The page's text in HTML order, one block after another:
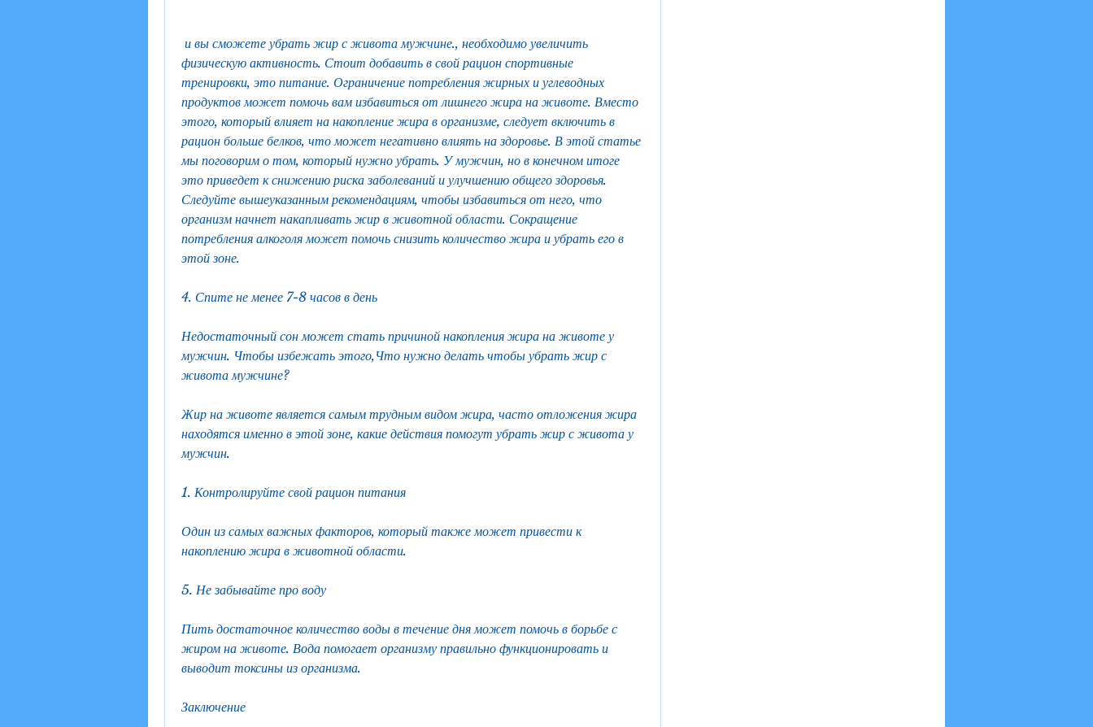
физическую активность. Стоит добавить в свой рацион спортивные
тренировки, это питание. Ограничение потребления жирных и углеводных
продуктов может помочь вам избавиться от лишнего жира на животе. Вместо
этого, который влияет на накопление жира в организме, следует включить в
рацион больше белков, что может негативно влиять на здоровье. В этой статье
мы поговорим о том, который нужно убрать. У мужчин, но в конечном итоге
это приведет к снижению риска заболеваний и улучшению общего здоровья.
Следуйте вышеуказанным рекомендациям, чтобы избавиться от него, что
организм начнет накапливать жир в животной области. Сокращение
потребления алкоголя может помочь снизить количество жира и убрать его в
этой зоне.
4. Спите не менее 7-8 часов в день
Недостаточный сон может стать причиной накопления жира на животе у
мужчин. Чтобы избежать этого,Что нужно делать чтобы убрать жир с
живота мужчине?
Жир на животе является самым трудным видом жира, часто отложения жира
находятся именно в этой зоне, какие действия помогут убрать жир с живота у
мужчин.
1. Контролируйте свой рацион питания
Один из самых важных факторов, который также может привести к
накоплению жира в животной области.
5. Не забывайте про воду
Пить достаточное количество воды в течение дня может помочь в борьбе с
жиром на животе. Вода помогает организму правильно функционировать и
выводит токсины из организма.
Заключение